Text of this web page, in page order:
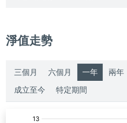
淨值走勢
三個月 六個月 一年 兩年
成立至今 特定期間